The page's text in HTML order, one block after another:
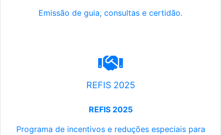
Emissão de guia, consultas e certidão.
REFIS 2025
REFIS 2025
Programa de incentivos e reduções especiais para